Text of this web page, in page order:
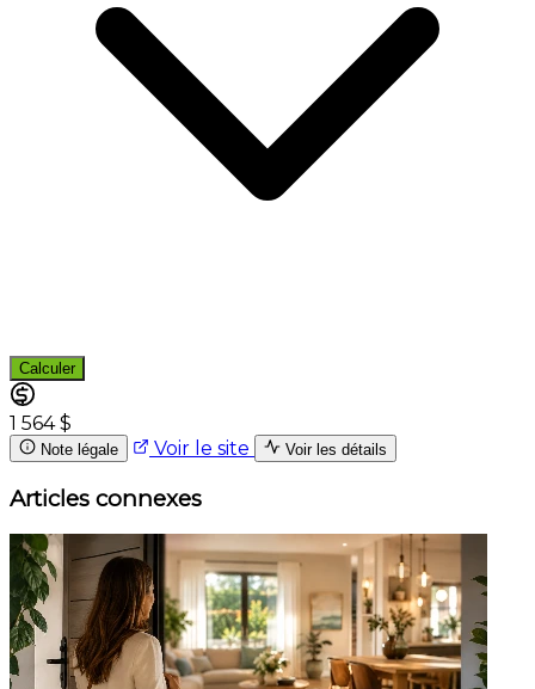
Calculer
1 564 $
Note légale Voir le site Voir les détails
Articles connexes